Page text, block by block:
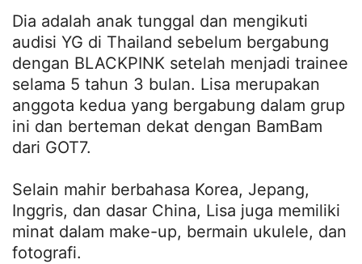
Dia adalah anak tunggal dan mengikuti
audisi YG di Thailand sebelum bergabung
dengan BLACKPINK setelah menjadi trainee
selama 5 tahun 3 bulan. Lisa merupakan
anggota kedua yang bergabung dalam grup
ini dan berteman dekat dengan BamBam
dari GOT7.
Selain mahir berbahasa Korea, Jepang,
Inggris, dan dasar China, Lisa juga memiliki
minat dalam make-up, bermain ukulele, dan
fotografi.